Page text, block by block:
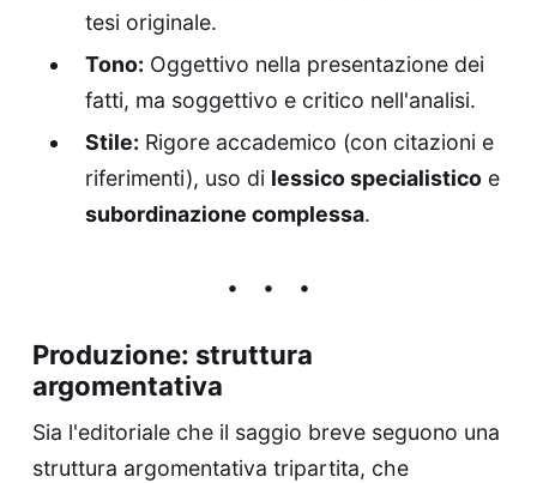
tesi originale.
Tono: Oggettivo nella presentazione dei
fatti, ma soggettivo e critico nell'analisi.
Stile: Rigore accademico (con citazioni e
riferimenti), uso di lessico specialisticoe
subordinazione complessa.
Produzione: struttura
argomentativa
Sia l'editoriale che il saggio breve seguono una
struttura argomentativa tripartita, che